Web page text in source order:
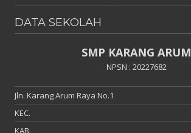
DATA SEKOLAH
SMP KARANG ARUM
NPSN : 20227682
Jln. Karang Arum Raya No.1
KEC.
KAB.